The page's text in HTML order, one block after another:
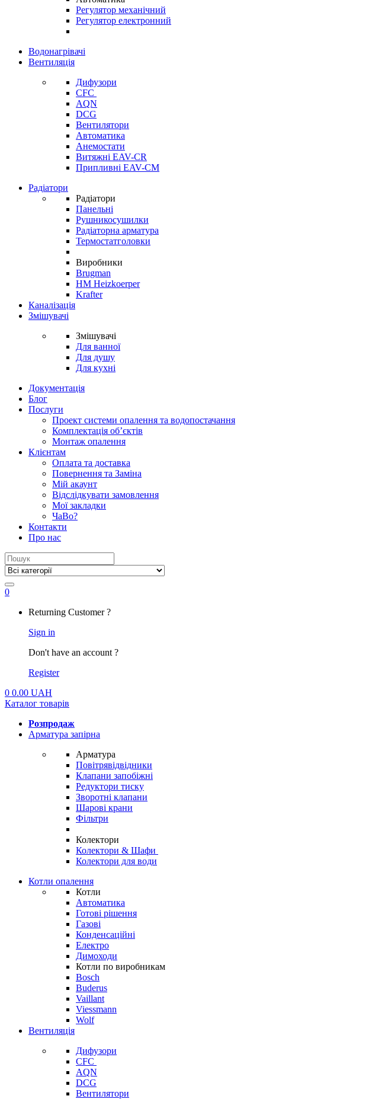
Регулятор механічний
Регулятор електронний
Водонагрівачі
Вентиляція
Дифузори
CFC
AQN
DCG
Вентилятори
Автоматика
Анемостати
Витяжні EAV-CR
Припливні EAV-CM
Радіатори
Радіатори
Панельні
Рушникосушилки
Радіаторна арматура
Термостатголовки
Виробники
Brugman
HM Heizkoerper
Krafter
Каналізація
Змішувачі
Змішувачі
Для ванної
Для душу
Для кухні
Документація
Блог
Послуги
Проект системи опалення та водопостачання
Комплектація об’єктів
Монтаж опалення
Клієнтам
Оплата та доставка
Повернення та Заміна
Мій акаунт
Відслідкувати замовлення
Мої закладки
ЧаВо?
Контакти
Про нас
Search
for:
0
Returning Customer ?
Sign in
Don't have an account ?
Register
0 0.00 UAH
Каталог товарів
Розпродаж
Арматура запірна
Арматура
Повітрявідвідники
Клапани запобіжні
Редуктори тиску
Зворотні клапани
Шарові крани
Фільтри
Колектори
Колектори & Шафи
Колектори для води
Котли опалення
Котли
Автоматика
Готові рішення
Газові
Конденсаційні
Електро
Димоходи
Котли по виробникам
Bosch
Buderus
Vaillant
Viessmann
Wolf
Вентиляція
Дифузори
CFC
AQN
DCG
Вентилятори